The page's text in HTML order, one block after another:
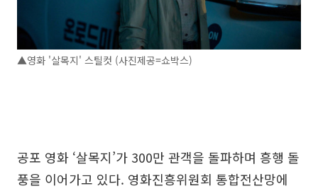
▲영화 '살목지' 스틸컷 (사진제공=쇼박스)
공포 영화 ‘살목지’가 300만 관객을 돌파하며 흥행 돌
풍을 이어가고 있다. 영화진흥위원회 통합전산망에